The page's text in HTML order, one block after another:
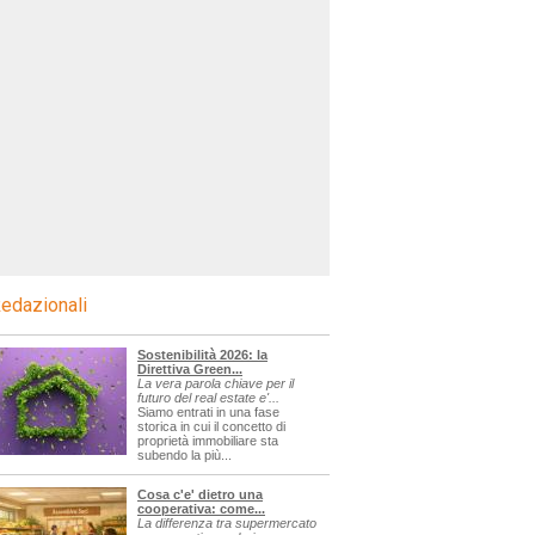
Sostenibilità 2026: la
Direttiva Green...
La vera parola chiave per il
futuro del real estate e'...
Siamo entrati in una fase
storica in cui il concetto di
proprietà immobiliare sta
subendo la più...
Cosa c'e' dietro una
cooperativa: come...
La differenza tra supermercato